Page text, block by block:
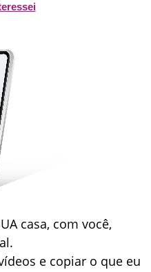
casa, com você,
e copiar o que eu